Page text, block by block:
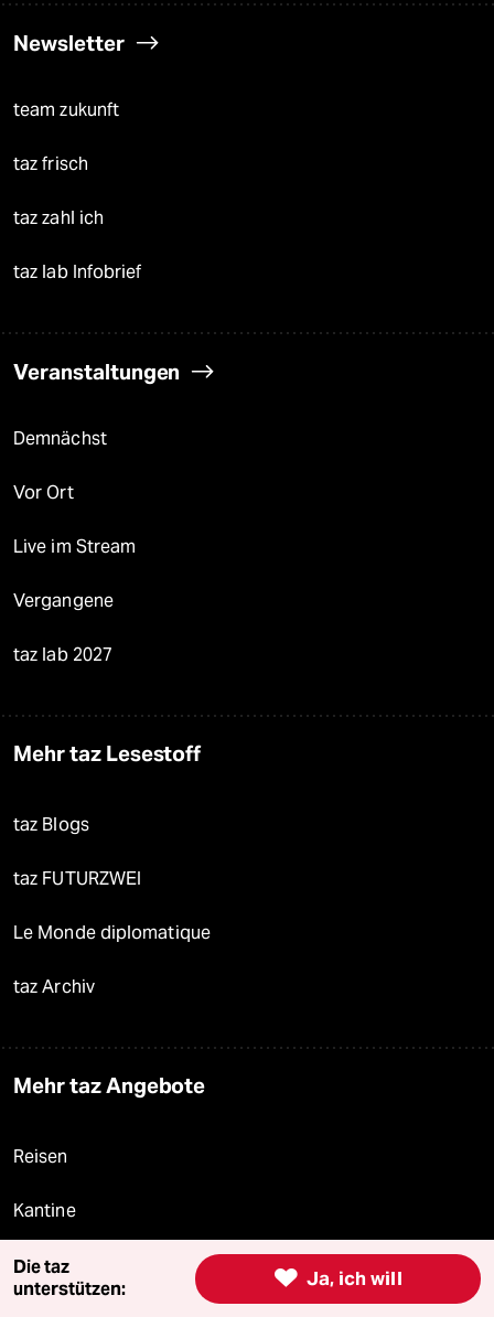
Newsletter
team zukunft
taz frisch
taz zahl ich
taz lab Infobrief
Veranstaltungen
Demnächst
Vor Ort
Live im Stream
Vergangene
taz lab 2027
Mehr taz Lesestoff
taz Blogs
taz FUTURZWEI
Le Monde diplomatique
taz Archiv
Mehr taz Angebote
Reisen
Kantine
Shop
 Ja, ich will
Die taz
unterstützen: